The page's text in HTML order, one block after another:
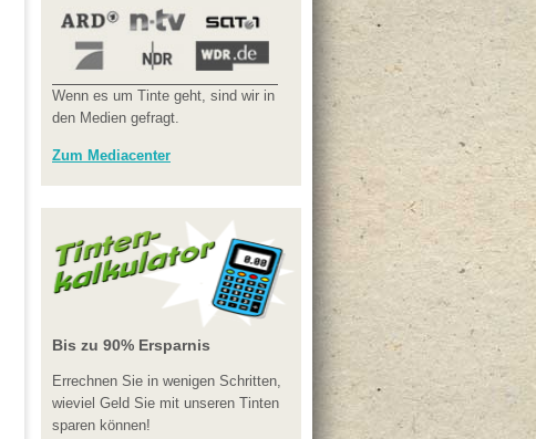
Wenn es um Tinte geht, sind wir in
den Medien gefragt.
Zum Mediacenter
Bis zu 90% Ersparnis
Errechnen Sie in wenigen Schritten,
wieviel Geld Sie mit unseren Tinten
sparen können!